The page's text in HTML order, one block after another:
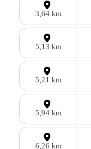
3,64 km
5,13 km
5,21 km
5,94 km
6,26 km